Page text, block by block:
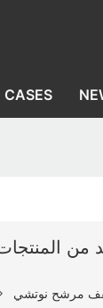
CASES
من
مرشح نوتشي